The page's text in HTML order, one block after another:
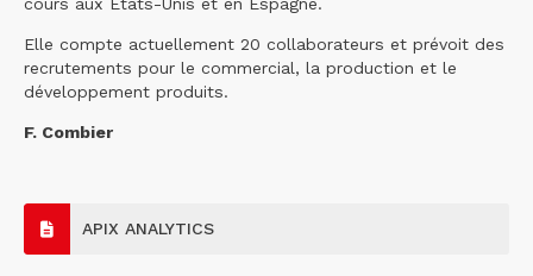
Elle compte actuellement 20 collaborateurs et prévoit des
recrutements pour le commercial, la production et le
développement produits.
F. Combier
APIX ANALYTICS